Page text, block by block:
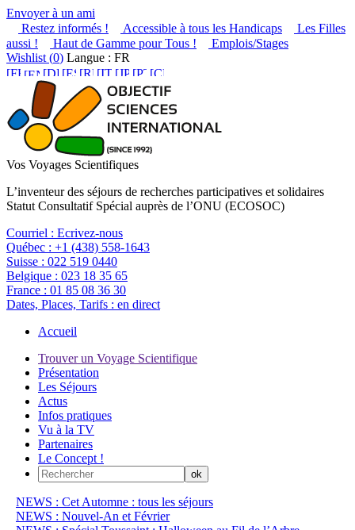
Envoyer à un ami
Restez informés !
Accessible à tous les Handicaps
Les Filles
aussi !
Haut de Gamme pour Tous !
Emplois/Stages
Wishlist (0) Langue : FR
Vos Voyages Scientifiques
L’inventeur des séjours de recherches participatives et solidaires
Statut Consultatif Spécial auprès de l’ONU (ECOSOC)
Courriel : Ecrivez-nous
Québec : +1 (438) 558-1643
Suisse : 022 519 0440
Belgique : 023 18 35 65
France : 01 85 08 36 30
Dates, Places, Tarifs : en direct
Accueil
Trouver un Voyage Scientifique
Présentation
Les Séjours
Actus
Infos pratiques
Vu à la TV
Partenaires
Le Concept !
NEWS : Cet Automne : tous les séjours
NEWS : Nouvel-An et Février